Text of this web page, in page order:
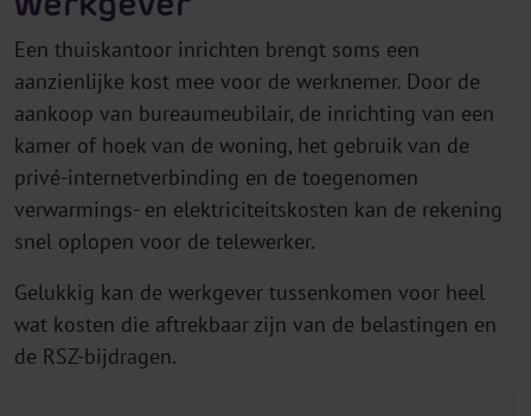
Een thuiskantoor inrichten brengt soms een
aanzienlijke kost mee voor de werknemer. Door de
aankoop van bureaumeubilair, de inrichting van een
kamer of hoek van de woning, het gebruik van de
privé-internetverbinding en de toegenomen
verwarmings- en elektriciteitskosten kan de rekening
snel oplopen voor de telewerker.
Gelukkig kan de werkgever tussenkomen voor heel
wat kosten die aftrekbaar zijn van de belastingen en
de RSZ-bijdragen.